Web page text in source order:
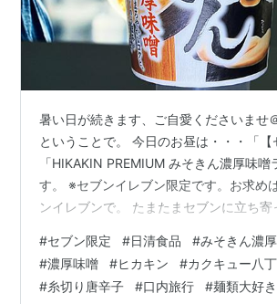
暑い日が続きます、ご自愛くださいませ
ということで。 今日のお昼は・・・「【
「HIKAKIN PREMIUM みそきん濃厚味噌
す。 ※セブンイレブン限定です。お求め
ンイレブンで。 たまたまセブンに立ち寄
回はカクキュー八丁味噌で濃厚にしてみ
は直に粉末スープ・ねぎ・もやし・めん
入ってます。別袋で特製香味油が添付さ
#セブン限定 #日清食品 #みそきん濃
#濃厚味噌 #ヒカキン #カクキュー八
#糸切り唐辛子 #口内旅行 #麺類大好き